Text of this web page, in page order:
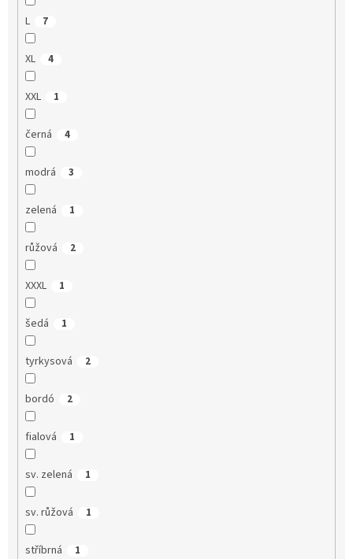
L 7
XL 4
XXL 1
černá 4
modrá 3
zelená 1
růžová 2
XXXL 1
šedá 1
tyrkysová 2
bordó 2
fialová 1
sv. zelená 1
sv. růžová 1
stříbrná 1